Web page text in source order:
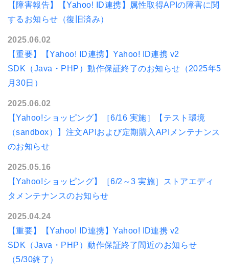
【障害報告】【Yahoo! ID連携】属性取得APIの障害に関
するお知らせ（復旧済み）
2025.06.02
【重要】【Yahoo! ID連携】Yahoo! ID連携 v2
SDK（Java・PHP）動作保証終了のお知らせ（2025年5
月30日）
2025.06.02
【Yahoo!ショッピング】［6/16 実施］【テスト環境
（sandbox）】注文APIおよび定期購入APIメンテナンス
のお知らせ
2025.05.16
【Yahoo!ショッピング】［6/2～3 実施］ストアエディ
タメンテナンスのお知らせ
2025.04.24
【重要】【Yahoo! ID連携】Yahoo! ID連携 v2
SDK（Java・PHP）動作保証終了間近のお知らせ
（5/30終了）